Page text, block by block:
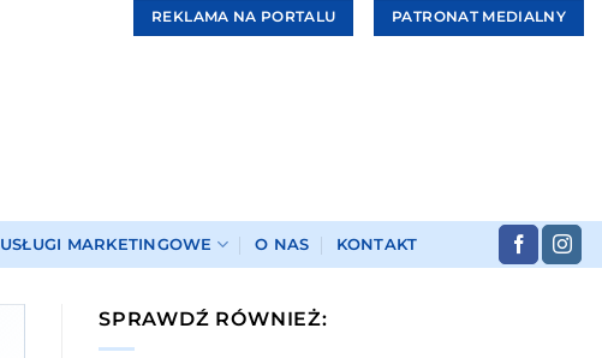
REKLAMA NA PORTALU PATRONAT MEDIALNY
USŁUGI MARKETINGOWE O NAS KONTAKT
SPRAWDŹ RÓWNIEŻ: